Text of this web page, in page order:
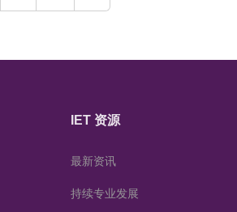
IET 资源
最新资讯
持续专业发展